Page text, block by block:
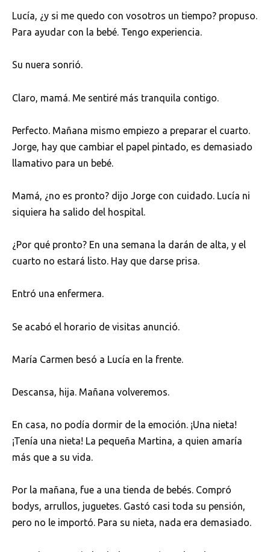
Lucía, ¿y si me quedo con vosotros un tiempo? propuso.
Para ayudar con la bebé. Tengo experiencia.
Su nuera sonrió.
Claro, mamá. Me sentiré más tranquila contigo.
Perfecto. Mañana mismo empiezo a preparar el cuarto.
Jorge, hay que cambiar el papel pintado, es demasiado
llamativo para un bebé.
Mamá, ¿no es pronto? dijo Jorge con cuidado. Lucía ni
siquiera ha salido del hospital.
¿Por qué pronto? En una semana la darán de alta, y el
cuarto no estará listo. Hay que darse prisa.
Entró una enfermera.
Se acabó el horario de visitas anunció.
María Carmen besó a Lucía en la frente.
Descansa, hija. Mañana volveremos.
En casa, no podía dormir de la emoción. ¡Una nieta!
¡Tenía una nieta! La pequeña Martina, a quien amaría
más que a su vida.
Por la mañana, fue a una tienda de bebés. Compró
bodys, arrullos, juguetes. Gastó casi toda su pensión,
pero no le importó. Para su nieta, nada era demasiado.